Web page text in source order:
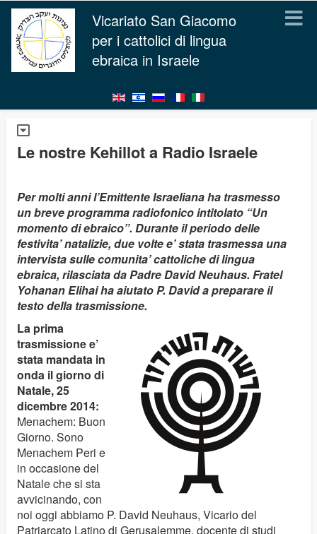
Vicariato San Giacomo
per i cattolici di lingua
ebraica in Israele
Le nostre Kehillot a Radio Israele
Per molti anni l’Emittente Israeliana ha trasmesso
un breve programma radiofonico intitolato “Un
momento di ebraico”. Durante il periodo delle
festivita’ natalizie, due volte e’ stata trasmessa una
intervista sulle comunita’ cattoliche di lingua
ebraica, rilasciata da Padre David Neuhaus. Fratel
Yohanan Elihai ha aiutato P. David a preparare il
testo della trasmissione.
La prima
trasmissione e’
stata mandata in
onda il giorno di
Natale, 25
dicembre 2014:
Menachem: Buon
Giorno. Sono
Menachem Peri e
in occasione del
Natale che si sta
avvicinando, con
noi oggi abbiamo P. David Neuhaus, Vicario del
Patriarcato Latino di Gerusalemme, docente di studi